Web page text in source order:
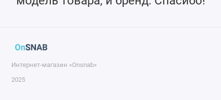
Интернет-магазин «Onsnab»
2025